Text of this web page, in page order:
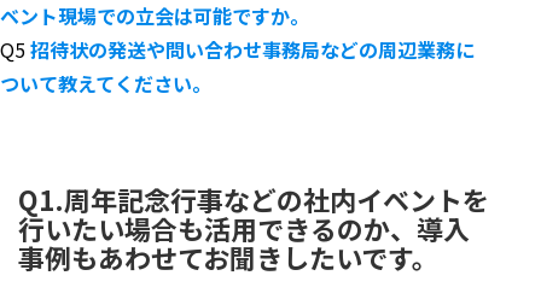
ベント現場での立会は可能ですか。
Q5招待状の発送や問い合わせ事務局などの周辺業務に
ついて教えてください。
Q1.周年記念行事などの社内イベントを
行いたい場合も活用できるのか、導入
事例もあわせてお聞きしたいです。